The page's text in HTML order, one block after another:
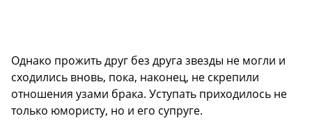
Однако прожить друг без друга звезды не могли и
сходились вновь, пока, наконец, не скрепили
отношения узами брака. Уступать приходилось не
только юмористу, но и его супруге.